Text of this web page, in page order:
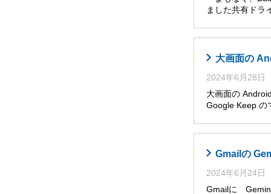
ました共有ドラ
大画面の
2024年6月28日
大画面の
Google Keep の
Gmailの
2024年6月24日
Gmailに Gemini